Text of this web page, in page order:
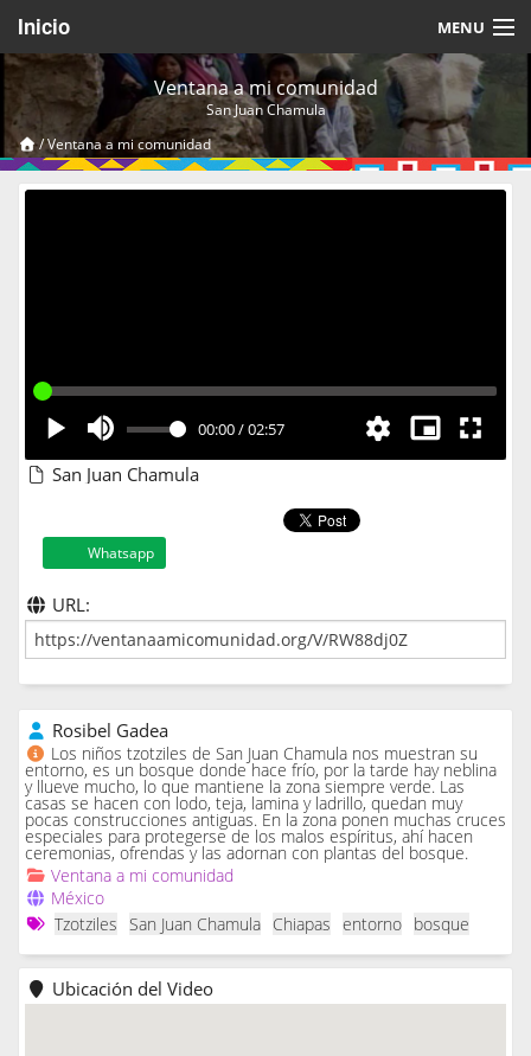
Inicio MENU
Acerca de
Videos Temáticos
Cerrar Sesión
Ventana a mi comunidad
San Juan Chamula
/Ventana a mi comunidad
00:00/02:57
San Juan Chamula
Whatsapp
URL:
Rosibel Gadea
Los niños tzotziles de San Juan Chamula nos muestran su
entorno, es un bosque donde hace frío, por la tarde hay neblina
y llueve mucho, lo que mantiene la zona siempre verde. Las
casas se hacen con lodo, teja, lamina y ladrillo, quedan muy
pocas construcciones antiguas. En la zona ponen muchas cruces
especiales para protegerse de los malos espíritus, ahí hacen
ceremonias, ofrendas y las adornan con plantas del bosque.
Ventana a mi comunidad
México
Tzotziles
San Juan Chamula Chiapas entorno bosque
Ubicación del Video